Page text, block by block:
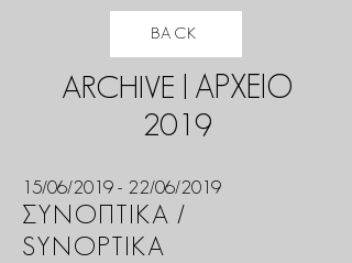
BACK
ARCHIVE | ΑΡΧΕΙΟ
2019
15/06/2019 - 22/06/2019
ΣΥΝΟΠΤΙΚΑ /
SYNOPTIKA